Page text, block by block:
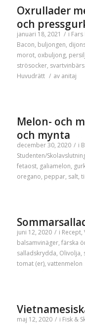
Oxrullader
och
januari 18, 2021 / i Fars
Bacon, buljongen,
morot, oxbuljong,
strösocker,
Huvudrätt / av anitaj
Melon- och
och mynta
december 30, 2020 / i
Studenten/
fetaost, galiamelon,
oregano, peppar, salt,
juni 12, 2020 / i Recept,
balsamvinäger, färska
salladskrydda, Olivolja,
tomat (er), vattenmelon
maj 12, 2020 / i Fisk &